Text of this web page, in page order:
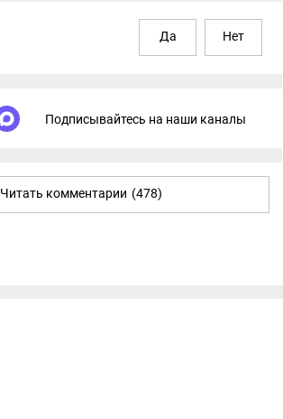
Да Нет
Подписывайтесь на наши каналы
Читать комментарии (478)